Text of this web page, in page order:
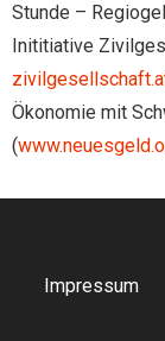
Stunde –
Inititiative
Ökonomie mit
(
Impressum